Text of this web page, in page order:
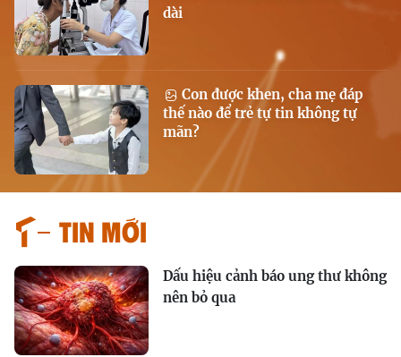
dài
Con được khen, cha mẹ đáp
thế nào để trẻ tự tin không tự
mãn?
Tin mới
Dấu hiệu cảnh báo ung thư không
nên bỏ qua